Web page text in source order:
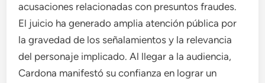
acusaciones relacionadas con presuntos fraudes.
El juicio ha generado amplia atención pública por
la gravedad de los señalamientos y la relevancia
del personaje implicado. Al llegar a la audiencia,
Cardona manifestó su confianza en lograr un